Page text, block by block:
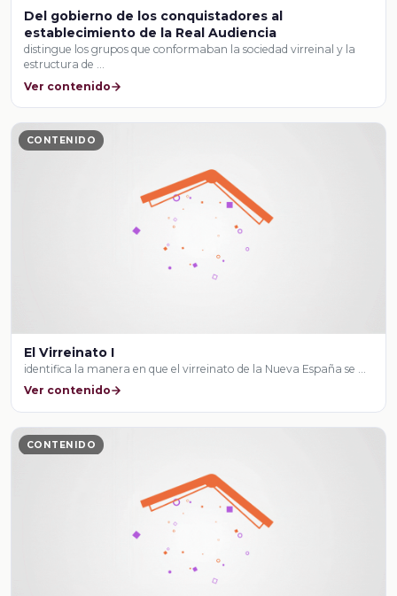
Del gobierno de los conquistadores al
establecimiento de la Real Audiencia
distingue los grupos que conformaban la sociedad virreinal y la
estructura de …
Ver contenido
CONTENIDO
El Virreinato I
identifica la manera en que el virreinato de la Nueva España se …
Ver contenido
CONTENIDO